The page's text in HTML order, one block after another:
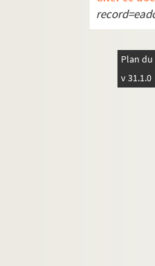
Plan du
v 31.1.0